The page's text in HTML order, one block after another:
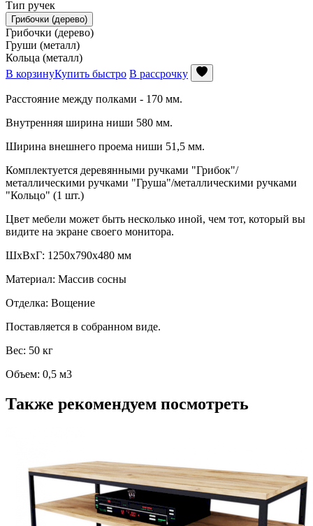
Тип ручек
Грибочки (дерево)
Грибочки (дерево)
Груши (металл)
Кольца (металл)
В корзинуКупить быстро В рассрочку
Расстояние между полками - 170 мм.
Внутренняя ширина ниши 580 мм.
Ширина внешнего проема ниши 51,5 мм.
Комплектуется деревянными ручками "Грибок"/
металлическими ручками "Груша"/металлическими ручками
"Кольцо" (1 шт.)
Цвет мебели может быть несколько иной, чем тот, который вы
видите на экране своего монитора.
ШxВхГ: 1250х790х480 мм
Материал: Массив сосны
Отделка: Вощение
Поставляется в собранном виде.
Вес: 50 кг
Объем: 0,5 м3
Также рекомендуем посмотреть